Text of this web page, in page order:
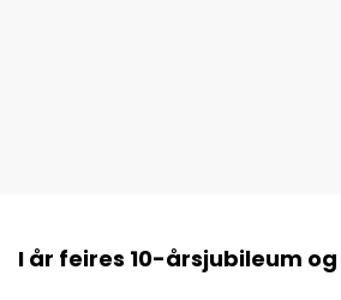
I år feires 10-årsjubileum